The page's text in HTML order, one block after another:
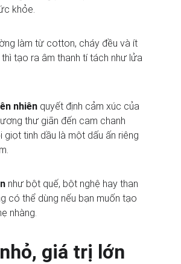
khỏe.
làm từ cotton, cháy đều và ít
tạo ra âm thanh tí tách như lửa
nhiên quyết định cảm xúc của
thư giãn đến cam chanh
giọt tinh dầu là một dấu ấn riêng
như bột quế, bột nghệ hay than
có thể dùng nếu bạn muốn tạo
nhàng.
giá trị lớn